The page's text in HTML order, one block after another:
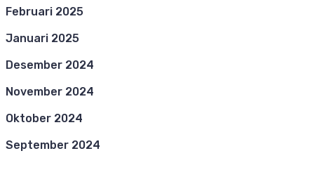
Februari 2025
Januari 2025
Desember 2024
November 2024
Oktober 2024
September 2024